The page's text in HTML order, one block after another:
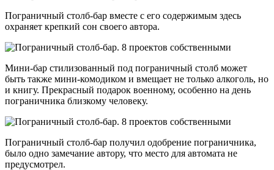
Пограничный столб-бар вместе с его содержимым здесь
охраняет крепкий сон своего автора.
Мини-бар стилизованный под пограничный столб может
быть также мини-комодиком и вмещает не только алкоголь, но
и книгу. Прекрасный подарок военному, особенно на день
пограничника близкому человеку.
Пограничный столб-бар получил одобрение пограничника,
было одно замечание автору, что место для автомата не
предусмотрел.